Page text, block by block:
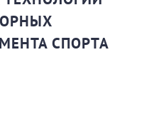
СПОРТА